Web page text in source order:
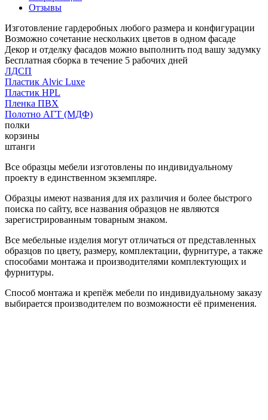
Отзывы
Изготовление гардеробных любого размера и конфигурации
Возможно сочетание нескольких цветов в одном фасаде
Декор и отделку фасадов можно выполнить под вашу задумку
Бесплатная сборка в течение 5 рабочих дней
ЛДСП
Пластик Alvic Luxe
Пластик HPL
Пленка ПВХ
Полотно АГТ (МДФ)
полки
корзины
штанги
Все образцы мебели изготовлены по индивидуальному
проекту в единственном экземпляре.
Образцы имеют названия для их различия и более быстрого
поиска по сайту, все названия образцов не являются
зарегистрированным товарным знаком.
Все мебельные изделия могут отличаться от представленных
образцов по цвету, размеру, комплектации, фурнитуре, а также
способами монтажа и производителями комплектующих и
фурнитуры.
Способ монтажа и крепёж мебели по индивидуальному заказу
выбирается производителем по возможности её применения.